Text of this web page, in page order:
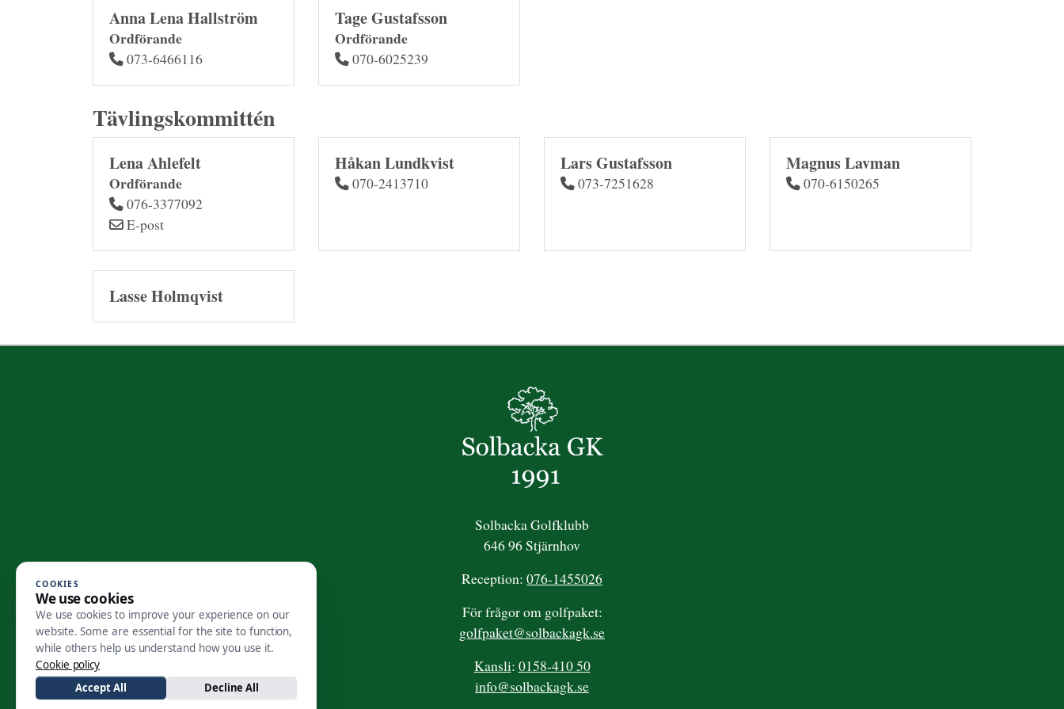
Anna Lena Hallström
Ordförande
073-6466116
Tage Gustafsson
Ordförande
070-6025239
Tävlingskommittén
Lena Ahlefelt
Ordförande
076-3377092
E-post
Håkan Lundkvist
070-2413710
Lars Gustafsson
073-7251628
Magnus Lavman
070-6150265
Lasse Holmqvist
Solbacka Golfklubb
646 96 Stjärnhov
Reception: 076-1455026
För frågor om golfpaket:
golfpaket@solbackagk.se
Kansli: 0158-410 50
info@solbackagk.se
COOKIES
We use cookies
We use cookies to improve your experience on our
website. Some are essential for the site to function,
while others help us understand how you use it.
Cookie policy
Accept All
Decline All